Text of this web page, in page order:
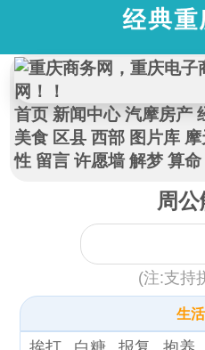
首页 新闻中心 汽摩房产
美食 区县 西部 图片库
性 留言 许愿墙 解梦 算命
周
(注:支持
生